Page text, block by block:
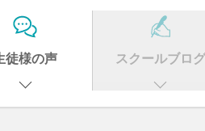
徒様の声 スクールブログ